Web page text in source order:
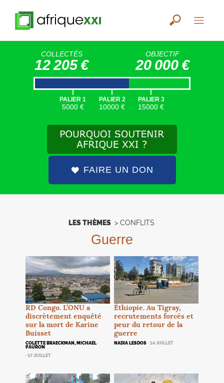
COLLECTÉS
12 205 €
OBJECTIF
20 000 €
|
PALIER 1
5000 €
|
PALIER 2
10000 €
|
PALIER 3
15000 €
FAIRE UN DON
LES THÈMES > CONFLITS
Guerre
RD Congo. L’ONU a
discrètement enquêté
sur la mort de Karine
Buisset
COLETTE BRAECKMAN, MICHAEL
PAURON
· 17 JUILLET
Éthiopie. Au Tigray,
recrutements forcés et
peur du retour de la
guerre
NADIA LESDOS · 14 JUILLET